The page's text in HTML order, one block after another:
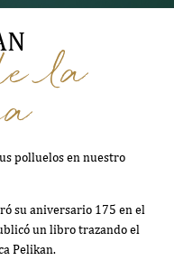
la
polluelos en nuestro
su aniversario 175 en el
un libro trazando el
Pelikan.